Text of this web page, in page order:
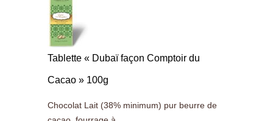
Tablette « Dubaï façon Comptoir du
Cacao » 100g
Chocolat Lait (38% minimum) pur beurre de